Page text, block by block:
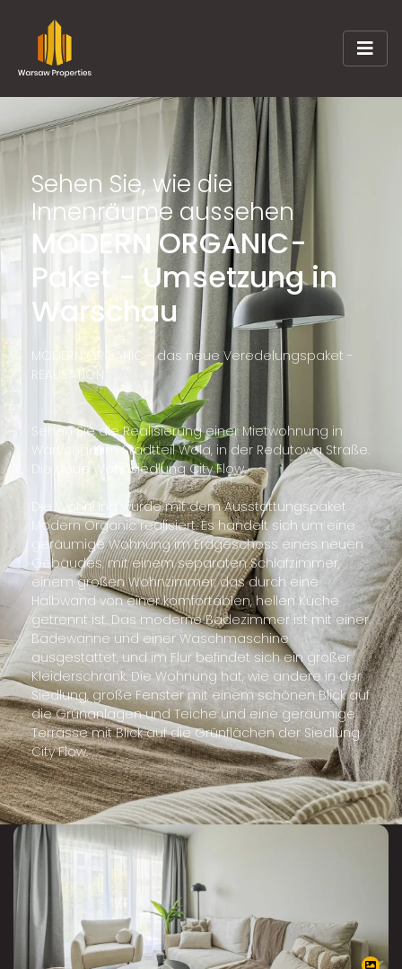
Sehen Sie, wie die
Innenräume aussehen
MODERN ORGANIC-
Paket - Umsetzung in
Warschau
MODERN ORGANIC - das neue Veredelungspaket -
REALISATION
Sehen Sie die Realisierung einer Mietwohnung in
Warschau, im Stadtteil Wola, in der Redutowa Straße.
Die neue Wohnsiedlung City Flow.
Die Wohnung wurde mit dem Ausstattungspaket
Modern Organic realisiert. Es handelt sich um eine
geräumige Wohnung im Erdgeschoss eines neuen
Gebäudes, mit einem separaten Schlafzimmer,
einem großen Wohnzimmer, das durch eine
Halbwand von einer komfortablen, hellen Küche
getrennt ist. Das moderne Badezimmer ist mit einer
Badewanne und einer Waschmaschine
ausgestattet, und im Flur befindet sich ein großer
Kleiderschrank. Die Wohnung hat, wie andere in der
Siedlung, große Fenster mit einem schönen Blick auf
die Grünanlagen und Teiche und eine geräumige
Terrasse mit Blick auf die Grünflächen der Siedlung
City Flow.